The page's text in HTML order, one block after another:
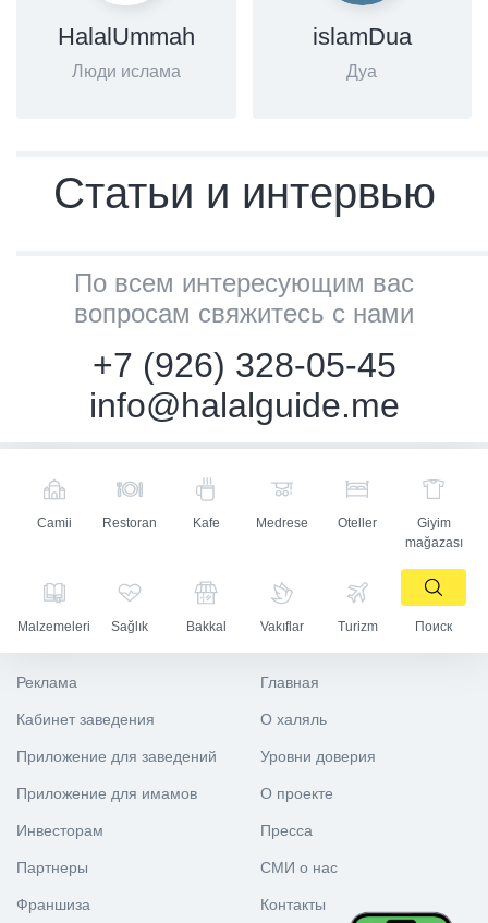
HalalUmmah
Люди ислама
islamDua
Дуа
Статьи и интервью
По всем интересующим вас
вопросам свяжитесь с нами
+7 (926) 328-05-45
info@halalguide.me
Camii Restoran Kafe Medrese Oteller
Giyim
mağazası
Malzemeleri Sağlık Bakkal Vakıflar Turizm Поиск
Главная
О халяль
Уровни доверия
Реклама
Кабинет заведения
Приложение для заведений
Приложение для имамов О проекте
Пресса
СМИ о нас
Контакты
Инвесторам
Партнеры
Франшиза